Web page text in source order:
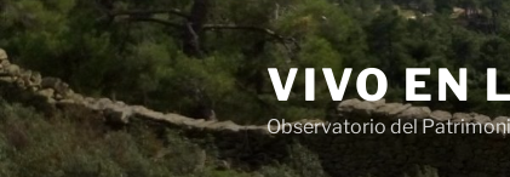
Saltar
al
contenido
VIVO EN
Observatorio del